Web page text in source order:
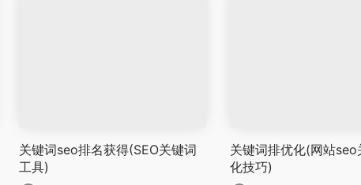
关键词seo排名获得(SEO关键词
工具)
关键词排优化(网站seo
化技巧)